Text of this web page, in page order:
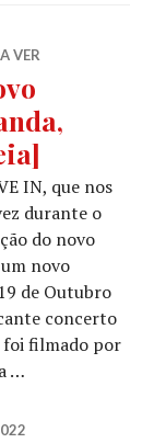
VER
IN, que nos
durante o
do novo
novo
de Outubro
concerto
foi filmado por
…
novo